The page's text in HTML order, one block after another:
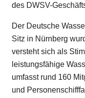
des DWSV-
Der Deutsche
Sitz in Nürnberg
versteht sich als
leistungsfähige
umfasst rund 160
und